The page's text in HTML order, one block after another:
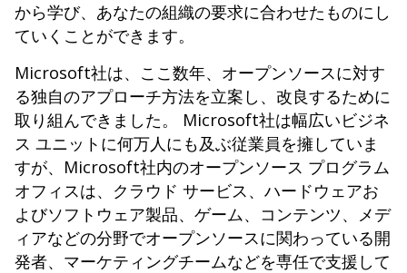
から学び、あなたの組織の要求に合わせたものにし
ていくことができます。
Microsoft社は、ここ数年、オープンソースに対す
る独自のアプローチ方法を立案し、改良するために
取り組んできました。 Microsoft社は幅広いビジネ
ス ユニットに何万人にも及ぶ従業員を擁していま
すが、Microsoft社内のオープンソース プログラム
オフィスは、クラウド サービス、ハードウェアお
よびソフトウェア製品、ゲーム、コンテンツ、メデ
ィアなどの分野でオープンソースに関わっている開
発者、マーケティングチームなどを専任で支援して